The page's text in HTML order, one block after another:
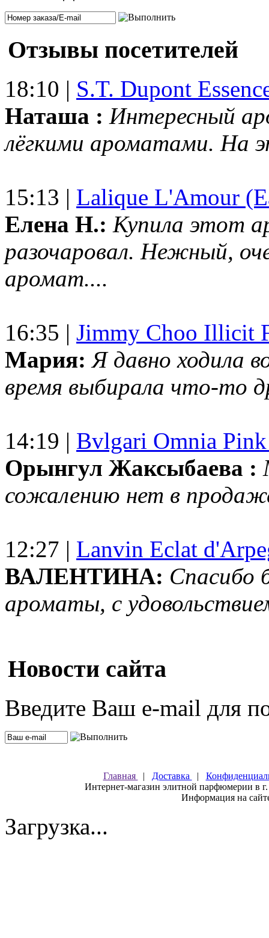
Отзывы посетителей
18:10 | S.T. Dupont
Наташа : Интересный
лёгкими ароматами. На
15:13 | Lalique L'Amour
Елена Н.: Купила этот
разочаровал. Нежный,
аромат....
16:35 | Jimmy Choo Illicit
Мария: Я давно ходила
время выбирала что-то
14:19 | Bvlgari Omnia
Орынгул Жаксыбаева :
сожалению нет в
12:27 | Lanvin Eclat
ВАЛЕНТИНА: Спасибо
ароматы, с
Новости сайта
Введите Ваш e-mail для
Главная | Доставка |
Интернет-магазин элитной парфюмерии в
Информация на
Загрузка...